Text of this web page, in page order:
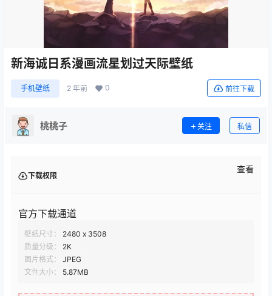
新海诚日系漫画流星划过天际壁纸
手机壁纸 2 年前 0 前往下载
桃桃子 关注 私信
下载权限
查看
官方下载通道
壁纸尺寸：
2480 x 3508
质量分级：
2K
图片格式：
JPEG
文件大小：
5.87MB